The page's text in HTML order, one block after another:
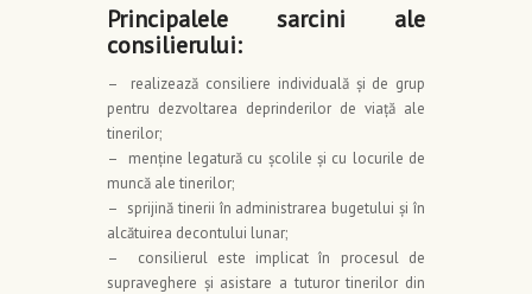
Principalele sarcini ale
consilierului:
– realizează consiliere individuală şi de grup
pentru dezvoltarea deprinderilor de viaţă ale
tinerilor;
– menţine legatură cu şcolile şi cu locurile de
muncă ale tinerilor;
– sprijină tinerii în administrarea bugetului şi în
alcătuirea decontului lunar;
– consilierul este implicat în procesul de
supraveghere şi asistare a tuturor tinerilor din